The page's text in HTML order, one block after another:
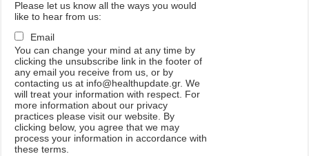
Please let us know all the ways you would
like to hear from us:
Email
You can change your mind at any time by
clicking the unsubscribe link in the footer of
any email you receive from us, or by
contacting us at info@healthupdate.gr. We
will treat your information with respect. For
more information about our privacy
practices please visit our website. By
clicking below, you agree that we may
process your information in accordance with
these terms.